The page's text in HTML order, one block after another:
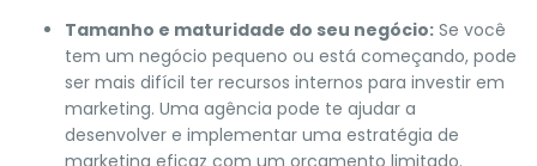
Tamanho e maturidade do seu negócio: Se você
tem um negócio pequeno ou está começando, pode
ser mais difícil ter recursos internos para investir em
marketing. Uma agência pode te ajudar a
desenvolver e implementar uma estratégia de
marketing eficaz com um orçamento limitado.